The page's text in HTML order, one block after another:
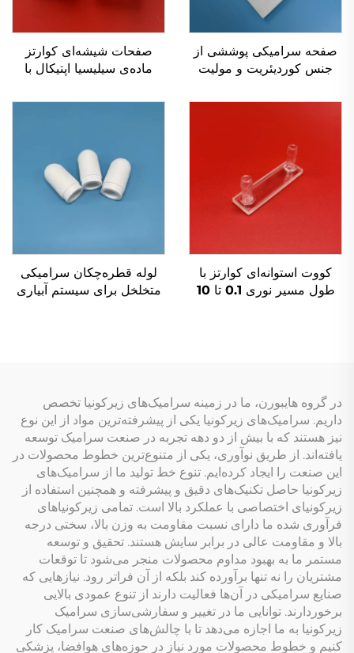
صفحه سرامیکی پوششی از
جنس کوردیئریت و مولیت
کوره اجاقی
صفحات شیشه‌ای کوارتز
ماده‌ی سیلیسیا اپتیکال با
کووت استوانه‌ای کوارتز با
طول مسیر نوری 0.1 تا 10
لوله قطره‌چکان سرامیکی
متخلخل برای سیستم آبیاری
در گروه هایبورن، ما در زمینه سرامیک‌های زیرکونیا تخصص
داریم. سرامیک‌های زیرکونیا یکی از پیشرفته‌ترین مواد از این نوع
نیز هستند که با بیش از دو دهه تجربه در صنعت سرامیک توسعه
یافته‌اند. از طریق نوآوری، یکی از متنوع‌ترین خطوط محصولات در
این صنعت را ایجاد کرده‌ایم. تنوع خط تولید ما از سرامیک‌های
زیرکونیا حاصل تکنیک‌های دقیق و پیشرفته و همچنین استفاده از
زیرکونیای اختصاصی با عملکرد بالا است. تمامی زیرکونیاهای
فرآوری شده ما دارای نسبت مقاومت به وزن بالا، سختی درجه
بالا و مقاومت عالی در برابر سایش هستند. تحقیق و توسعه
مستمر ما به بهبود مداوم محصولات منجر می‌شود تا توقعات
مشتریان را نه تنها برآورده کند بلکه از آن فراتر رود. نیازهایی که
صنایع سرامیکی در آن‌ها فعالیت دارند از تنوع عمودی بالایی
برخوردارند. توانایی ما در تغییر و سفارشی‌سازی سرامیک
زیرکونیا به ما اجازه می‌دهد تا با چالش‌های صنعت سرامیک کار
کنیم و خطوط محصولات مورد نیاز در حوزه‌های هوافضا، پزشکی